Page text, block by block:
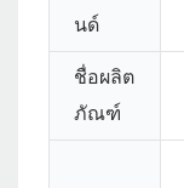
นด์
ชื่อผลิต
ภัณฑ์